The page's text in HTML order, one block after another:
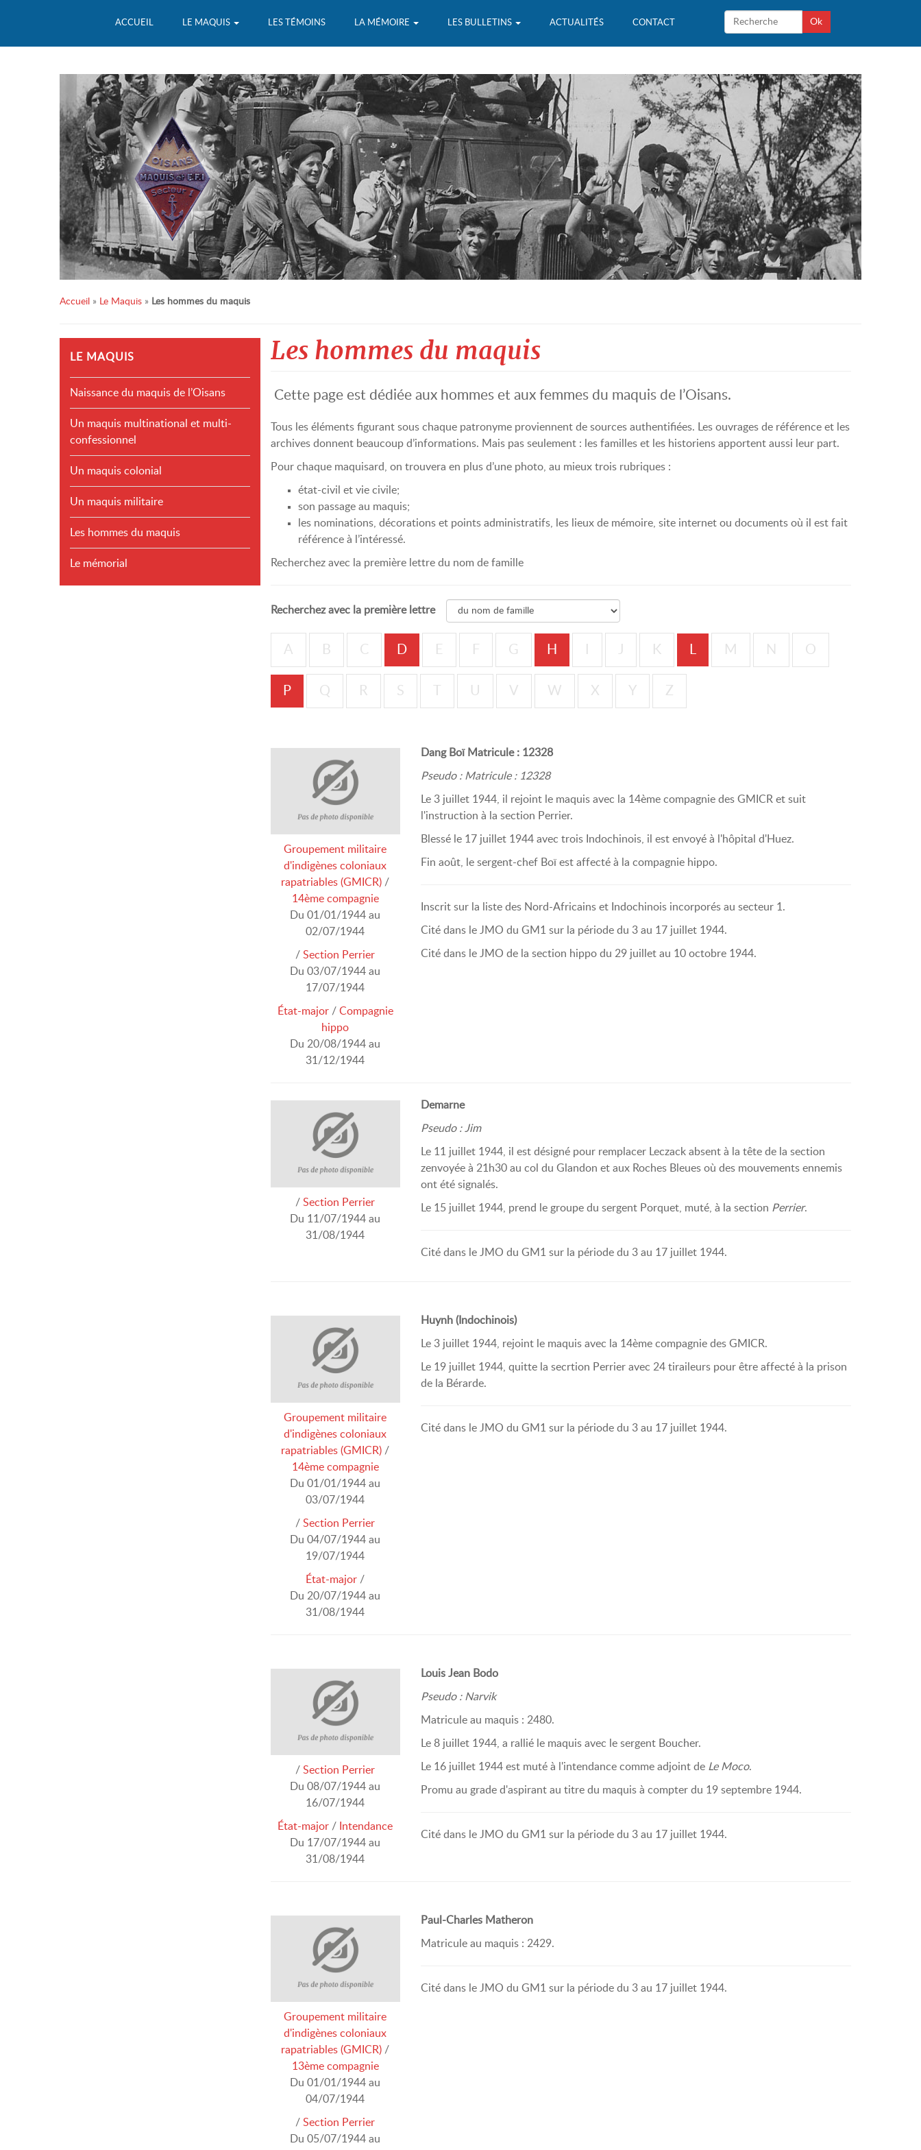
ACCUEIL LE MAQUIS LES TÉMOINS LA MÉMOIRE LES BULLETINS ACTUALITÉS CONTACT Ok
Accueil » Le Maquis » Les hommes du maquis
LE MAQUIS
Naissance du maquis de l’Oisans
Un maquis multinational et multi-
confessionnel
Un maquis colonial
Un maquis militaire
Les hommes du maquis
Le mémorial
Les hommes du maquis
Cette page est dédiée aux hommes et aux femmes du maquis de l’Oisans.
Tous les éléments figurant sous chaque patronyme proviennent de sources authentifiées. Les ouvrages de référence et les
archives donnent beaucoup d’informations. Mais pas seulement : les familles et les historiens apportent aussi leur part.
Pour chaque maquisard, on trouvera en plus d’une photo, au mieux trois rubriques :
état-civil et vie civile;
son passage au maquis;
les nominations, décorations et points administratifs, les lieux de mémoire, site internet ou documents où il est fait
référence à l’intéressé.
Recherchez avec la première lettre du nom de famille
Recherchez avec la première lettre
A B C D E F G H J K L M N O
P Q R S U V W X Y Z
Groupement militaire
d'indigènes coloniaux
rapatriables (GMICR) /
14ème compagnie
Du 01/01/1944 au
02/07/1944
/Section Perrier
Du 03/07/1944 au
17/07/1944
État-major/ Compagnie
hippo
Du 20/08/1944 au
31/12/1944
Dang Boï Matricule : 12328
Pseudo : Matricule : 12328
Le 3 juillet 1944, il rejoint le maquis avec la 14ème compagnie des GMICR et suit
l'instruction à la section Perrier.
Blessé le 17 juillet 1944 avec trois Indochinois, il est envoyé à l'hôpital d'Huez.
Fin août, le sergent-chef Boï est affecté à la compagnie hippo.
Inscrit sur la liste des Nord-Africains et Indochinois incorporés au secteur 1.
Cité dans le JMO du GM1 sur la période du 3 au 17 juillet 1944.
Cité dans le JMO de la section hippo du 29 juillet au 10 octobre 1944.
/Section Perrier
Du 11/07/1944 au
31/08/1944
Demarne
Pseudo : Jim
Le 11 juillet 1944, il est désigné pour remplacer Leczack absent à la tête de la section
zenvoyée à 21h30 au col du Glandon et aux Roches Bleues où des mouvements ennemis
ont été signalés.
Le 15 juillet 1944, prend le groupe du sergent Porquet, muté, à la section Perrier.
Cité dans le JMO du GM1 sur la période du 3 au 17 juillet 1944.
Groupement militaire
d'indigènes coloniaux
rapatriables (GMICR) /
14ème compagnie
Du 01/01/1944 au
03/07/1944
/Section Perrier
Du 04/07/1944 au
19/07/1944
État-major /
Du 20/07/1944 au
31/08/1944
Huynh (Indochinois)
Le 3 juillet 1944, rejoint le maquis avec la 14ème compagnie des GMICR.
Le 19 juillet 1944, quitte la secrtion Perrier avec 24 tiraileurs pour être affecté à la prison
de la Bérarde.
Cité dans le JMO du GM1 sur la période du 3 au 17 juillet 1944.
/Section Perrier
Du 08/07/1944 au
16/07/1944
État-major /
Intendance
Du 17/07/1944 au
31/08/1944
Louis Jean Bodo
Pseudo : Narvik
Matricule au maquis : 2480.
Le 8 juillet 1944, a rallié le maquis avec le sergent Boucher.
Le 16 juillet 1944 est muté à l'intendance comme adjoint de Le Moco.
Promu au grade d'aspirant au titre du maquis à compter du 19 septembre 1944.
Cité dans le JMO du GM1 sur la période du 3 au 17 juillet 1944.
Groupement militaire
d'indigènes coloniaux
rapatriables (GMICR) /
13ème compagnie
Du 01/01/1944 au
04/07/1944
/Section Perrier
Du 05/07/1944 au
Paul-Charles Matheron
Matricule au maquis : 2429.
Cité dans le JMO du GM1 sur la période du 3 au 17 juillet 1944.